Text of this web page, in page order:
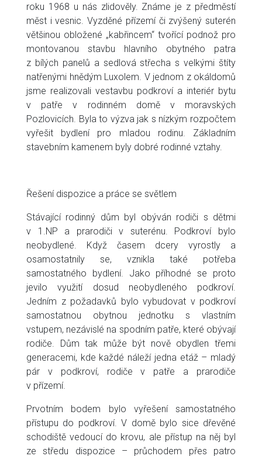
roku 1968 u nás zlidověly. Známe je z předměstí
měst i vesnic. Vyzděné přízemí či zvýšený suterén
většinou obložené „kabřincem“ tvořící podnož pro
montovanou stavbu hlavního obytného patra
z bílých panelů a sedlová střecha s velkými štíty
natřenými hnědým Luxolem. V jednom z okáldomů
jsme realizovali vestavbu podkroví a interiér bytu
v patře v rodinném domě v moravských
Pozlovicích. Byla to výzva jak s nízkým rozpočtem
vyřešit bydlení pro mladou rodinu. Základním
stavebním kamenem byly dobré rodinné vztahy.
Řešení dispozice a práce se světlem
Stávající rodinný dům byl obýván rodiči s dětmi
v 1.NP a prarodiči v suterénu. Podkroví bylo
neobydlené. Když časem dcery vyrostly a
osamostatnily se, vznikla také potřeba
samostatného bydlení. Jako příhodné se proto
jevilo využití dosud neobydleného podkroví.
Jedním z požadavků bylo vybudovat v podkroví
samostatnou obytnou jednotku s vlastním
vstupem, nezávislé na spodním patře, které obývají
rodiče. Dům tak může být nově obydlen třemi
generacemi, kde každé náleží jedna etáž – mladý
pár v podkroví, rodiče v patře a prarodiče
v přízemí.
Prvotním bodem bylo vyřešení samostatného
přístupu do podkroví. V domě bylo sice dřevěné
schodiště vedoucí do krovu, ale přístup na něj byl
ze středu dispozice – průchodem přes patro